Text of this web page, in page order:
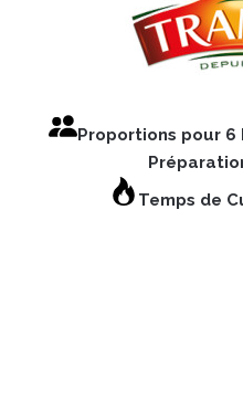
Proportions pour 6
Temps de